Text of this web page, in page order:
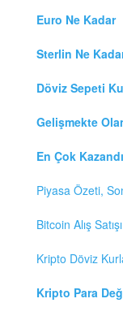
Euro Ne Kadar
Sterlin Ne
Döviz Sepeti
Gelişmekte
En Çok
Piyasa Özeti,
Bitcoin Alış
Kripto Döviz
Kripto Para